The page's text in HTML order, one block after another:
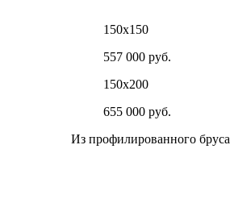
150х150
557 000 руб.
150х200
655 000 руб.
Из профилированного бруса